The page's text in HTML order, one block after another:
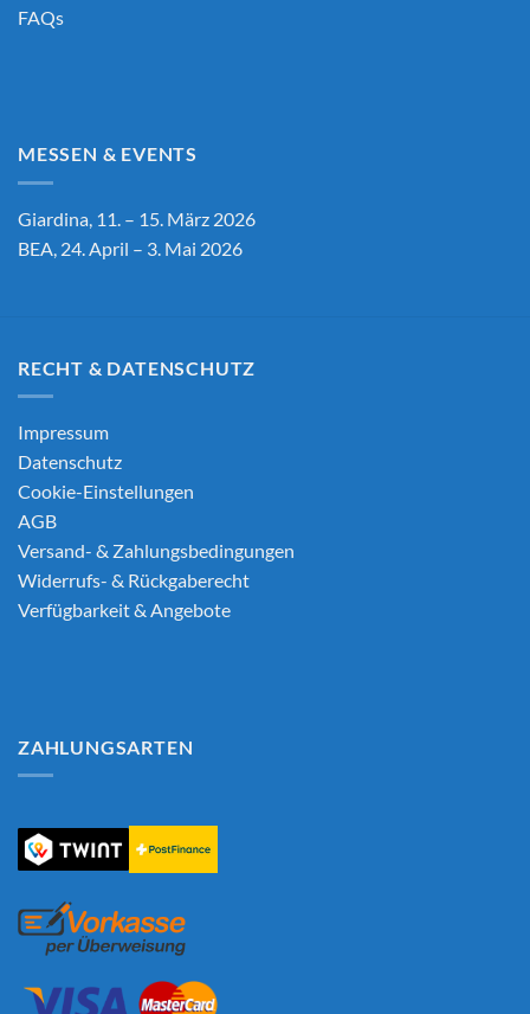
FAQs
MESSEN & EVENTS
Giardina, 11. – 15. März 2026
BEA, 24. April – 3. Mai 2026
RECHT & DATENSCHUTZ
Impressum
Datenschutz
Cookie-Einstellungen
AGB
Versand- & Zahlungsbedingungen
Widerrufs- & Rückgaberecht
Verfügbarkeit & Angebote
ZAHLUNGSARTEN